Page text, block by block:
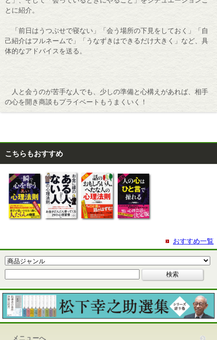
とに紹介。
「前日はうつぶせで寝ない」「会う場所の下見をしておく」「自
己紹介はフルネームで」「うなずきはできるだけ大きく」など、具
体的なアドバイスを送る。
人と会うのが苦手な人でも、少しの準備と心構えがあれば、相手
の心を開き商談もプライベートもうまくいく！
こちらもおすすめ
おすすめ一覧
メニューへ